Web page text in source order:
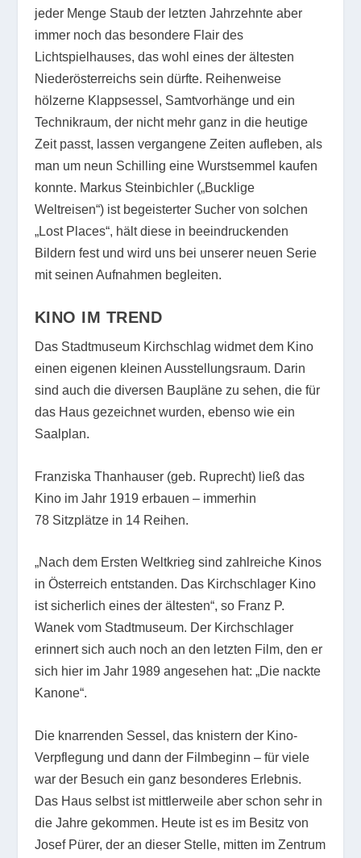
jeder Menge Staub der letzten Jahrzehnte aber
immer noch das besondere Flair des
Lichtspielhauses, das wohl eines der ältesten
Niederösterreichs sein dürfte. Reihenweise
hölzerne Klappsessel, Samtvorhänge und ein
Technikraum, der nicht mehr ganz in die heutige
Zeit passt, lassen vergangene Zeiten aufleben, als
man um neun Schilling eine Wurstsemmel kaufen
konnte. Markus Steinbichler („Bucklige
Weltreisen“) ist begeisterter Sucher von solchen
„Lost Places“, hält diese in beeindruckenden
Bildern fest und wird uns bei unserer neuen Serie
mit seinen Aufnahmen begleiten.
KINO IM TREND
Das Stadtmuseum Kirchschlag widmet dem Kino
einen eigenen kleinen Ausstellungsraum. Darin
sind auch die diversen Baupläne zu sehen, die für
das Haus gezeichnet wurden, ebenso wie ein
Saalplan.
Franziska Thanhauser (geb. Ruprecht) ließ das
Kino im Jahr 1919 erbauen – immerhin
78 Sitzplätze in 14 Reihen.
„Nach dem Ersten Weltkrieg sind zahlreiche Kinos
in Österreich entstanden. Das Kirchschlager Kino
ist sicherlich eines der ältesten“, so Franz P.
Wanek vom Stadtmuseum. Der Kirchschlager
erinnert sich auch noch an den letzten Film, den er
sich hier im Jahr 1989 angesehen hat: „Die nackte
Kanone“.
Die knarrenden Sessel, das knistern der Kino-
Verpflegung und dann der Filmbeginn – für viele
war der Besuch ein ganz besonderes Erlebnis.
Das Haus selbst ist mittlerweile aber schon sehr in
die Jahre gekommen. Heute ist es im Besitz von
Josef Pürer, der an dieser Stelle, mitten im Zentrum